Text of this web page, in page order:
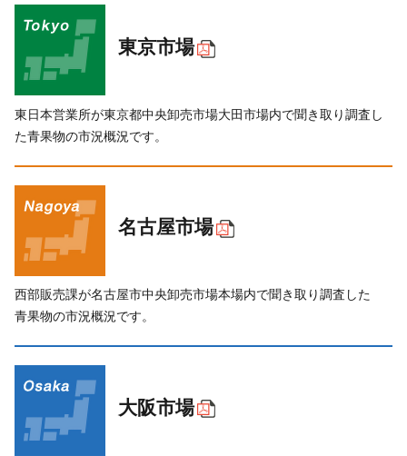
リンク集
広報誌「かけはし」
直営飲食店
JA-SS
JA葬祭
直営店のご紹介
「あいちJA-SS」公式サイト
「JA葬祭あいち」紹介ページ
JAの賃貸住宅
JAタウン「あいちゴコロ」
牛肉・豚肉・鶏卵を生産の皆様へ
あいち産 畜産物情報ニュース
畜産・お肉市況表一覧
肥料・農薬について
肥料＆農薬通信
安心・安全の取り組みについて
生産履歴管理システム
いきいき愛知
東京市場
東日本営業所が東京都中央卸売市場大田市場内で聞き取り調査し
た青果物の市況概況です。
名古屋市場
西部販売課が名古屋市中央卸売市場本場内で聞き取り調査した
青果物の市況概況です。
大阪市場